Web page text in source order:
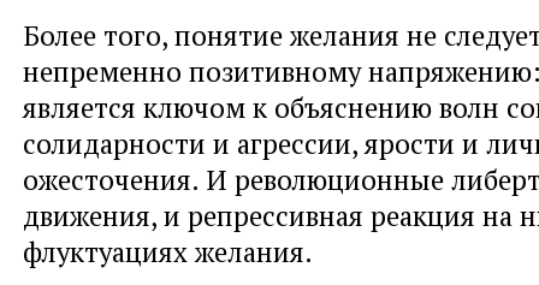
Более того, понятие желания не
непременно позитивному
является ключом к объяснению волн
солидарности и агрессии, ярости и
ожесточения. И революционные
движения, и репрессивная реакция на
флуктуациях желания.